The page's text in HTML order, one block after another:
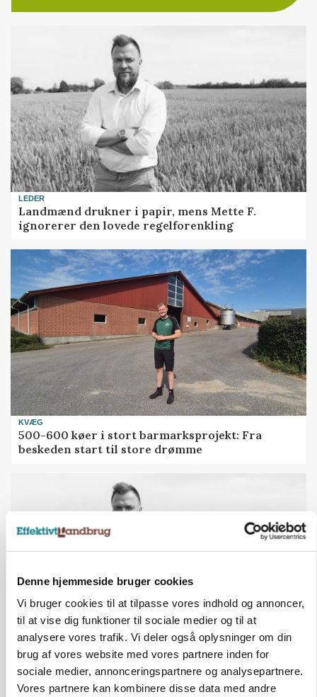
Denne hjemmeside bruger cookies
Vi bruger cookies til at tilpasse vores indhold og annoncer,
til at vise dig funktioner til sociale medier og til at
analysere vores trafik. Vi deler også oplysninger om din
brug af vores website med vores partnere inden for
sociale medier, annonceringspartnere og analysepartnere.
Vores partnere kan kombinere disse data med andre
LEDER
Landmænd drukner i papir, mens Mette F.
ignorerer den lovede regelforenkling
KVÆG
500-600 køer i stort barmarksprojekt: Fra
beskeden start til store drømme
LEDER
Befriende, at topredaktør erkender, hun er
blevet klogere. Det kunne vi alle lære af